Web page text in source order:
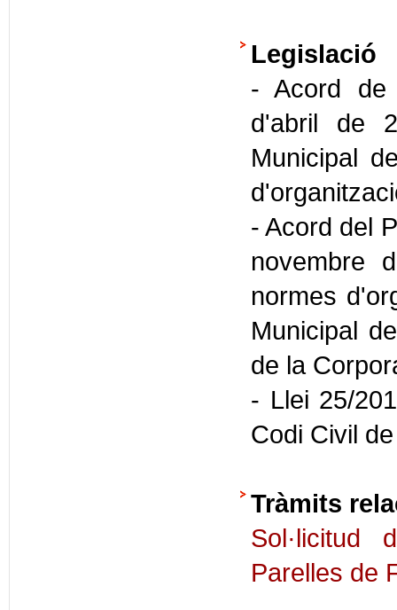
Legislació
- Acord de
d'abril de
Municipal
- Acord del
novembre
normes
Municipal
de la
- Llei 25/
Codi Civil
Tràmits
Sol·licitud
Parelles de